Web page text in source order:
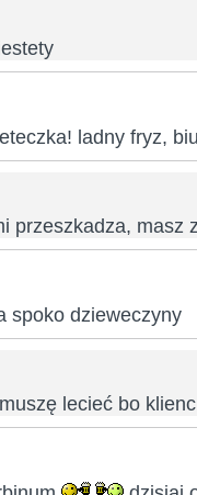
ladny fryz,
przeszkadza, masz
spoko dzieweczyny
muszę lecieć bo